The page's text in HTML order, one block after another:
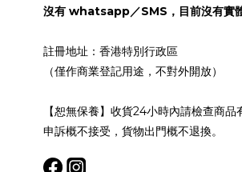
沒有 whatsapp／SMS，目前沒有實體
註冊地址：香港特別行政區
（僅作商業登記用途，不對外開放）
【恕無保養】收貨24小時內請檢查商品
申訴概不接受，貨物出門概不退換。